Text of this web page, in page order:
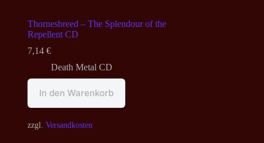
Thornesbreed – The Splendour of the
Repellent CD
7,14 €
Death Metal CD
In den Warenkorb
zzgl. Versandkosten